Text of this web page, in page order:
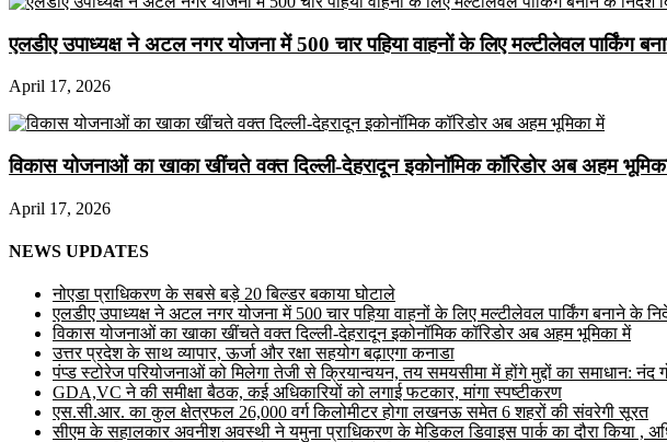
एलडीए उपाध्यक्ष ने अटल नगर योजना में 500 चार पहिया वाहनों के लिए मल्टीलेवल पार्किंग
April 17, 2026
विकास योजनाओं का खाका खींचते वक्त दिल्ली-देहरादून इकोनॉमिक कॉरिडोर अब अहम
April 17, 2026
NEWS UPDATES
नोएडा प्राधिकरण के सबसे बड़े 20 बिल्डर बकाया घोटाले
एलडीए उपाध्यक्ष ने अटल नगर योजना में 500 चार पहिया वाहनों के लिए मल्टीलेवल पार्किंग बनाने के
विकास योजनाओं का खाका खींचते वक्त दिल्ली-देहरादून इकोनॉमिक कॉरिडोर अब अहम भूमिका में
उत्तर प्रदेश के साथ व्यापार, ऊर्जा और रक्षा सहयोग बढ़ाएगा कनाडा
पंप्ड स्टोरेज परियोजनाओं को मिलेगा तेजी से क्रियान्वयन, तय समयसीमा में होंगे मुद्दों का समाधान: नंद
GDA,VC ने की समीक्षा बैठक, कई अधिकारियों को लगाई फटकार, मांगा स्पष्टीकरण
एस.सी.आर. का कुल क्षेत्रफल 26,000 वर्ग किलोमीटर होगा लखनऊ समेत 6 शहरों की संवरेगी सूरत
सीएम के सहालकार अवनीश अवस्थी ने यमुना प्राधिकरण के मेडिकल डिवाइस पार्क का दौरा किया ,